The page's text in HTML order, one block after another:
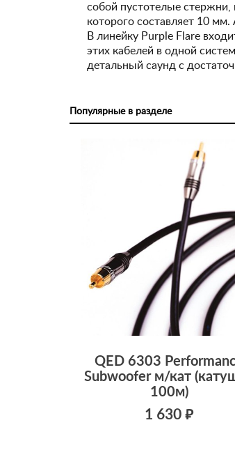
собой пустотелые стержни,
которого составляет 10
В линейку Purple Flare
этих кабелей в одной
детальный саунд с
Популярные в разделе
QED 6303
Subwoofer м/кат
100м)
1 630 ₽